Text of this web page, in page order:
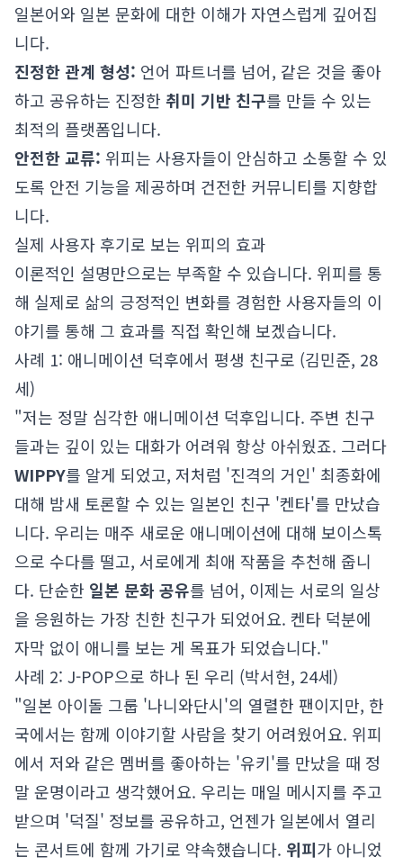
일본어와 일본 문화에 대한 이해가 자연스럽게 깊어집
니다.
진정한 관계 형성: 언어 파트너를 넘어, 같은 것을 좋아
하고 공유하는 진정한 취미 기반 친구를 만들 수 있는
최적의 플랫폼입니다.
안전한 교류: 위피는 사용자들이 안심하고 소통할 수 있
도록 안전 기능을 제공하며 건전한 커뮤니티를 지향합
니다.
실제 사용자 후기로 보는 위피의 효과
이론적인 설명만으로는 부족할 수 있습니다. 위피를 통
해 실제로 삶의 긍정적인 변화를 경험한 사용자들의 이
야기를 통해 그 효과를 직접 확인해 보겠습니다.
사례 1: 애니메이션 덕후에서 평생 친구로 (김민준, 28
세)
"저는 정말 심각한 애니메이션 덕후입니다. 주변 친구
들과는 깊이 있는 대화가 어려워 항상 아쉬웠죠. 그러다
WIPPY를 알게 되었고, 저처럼 '진격의 거인' 최종화에
대해 밤새 토론할 수 있는 일본인 친구 '켄타'를 만났습
니다. 우리는 매주 새로운 애니메이션에 대해 보이스톡
으로 수다를 떨고, 서로에게 최애 작품을 추천해 줍니
다. 단순한 일본 문화 공유를 넘어, 이제는 서로의 일상
을 응원하는 가장 친한 친구가 되었어요. 켄타 덕분에
자막 없이 애니를 보는 게 목표가 되었습니다."
사례 2: J-POP으로 하나 된 우리 (박서현, 24세)
"일본 아이돌 그룹 '나니와단시'의 열렬한 팬이지만, 한
국에서는 함께 이야기할 사람을 찾기 어려웠어요. 위피
에서 저와 같은 멤버를 좋아하는 '유키'를 만났을 때 정
말 운명이라고 생각했어요. 우리는 매일 메시지를 주고
받으며 '덕질' 정보를 공유하고, 언젠가 일본에서 열리
는 콘서트에 함께 가기로 약속했습니다. 위피가 아니었